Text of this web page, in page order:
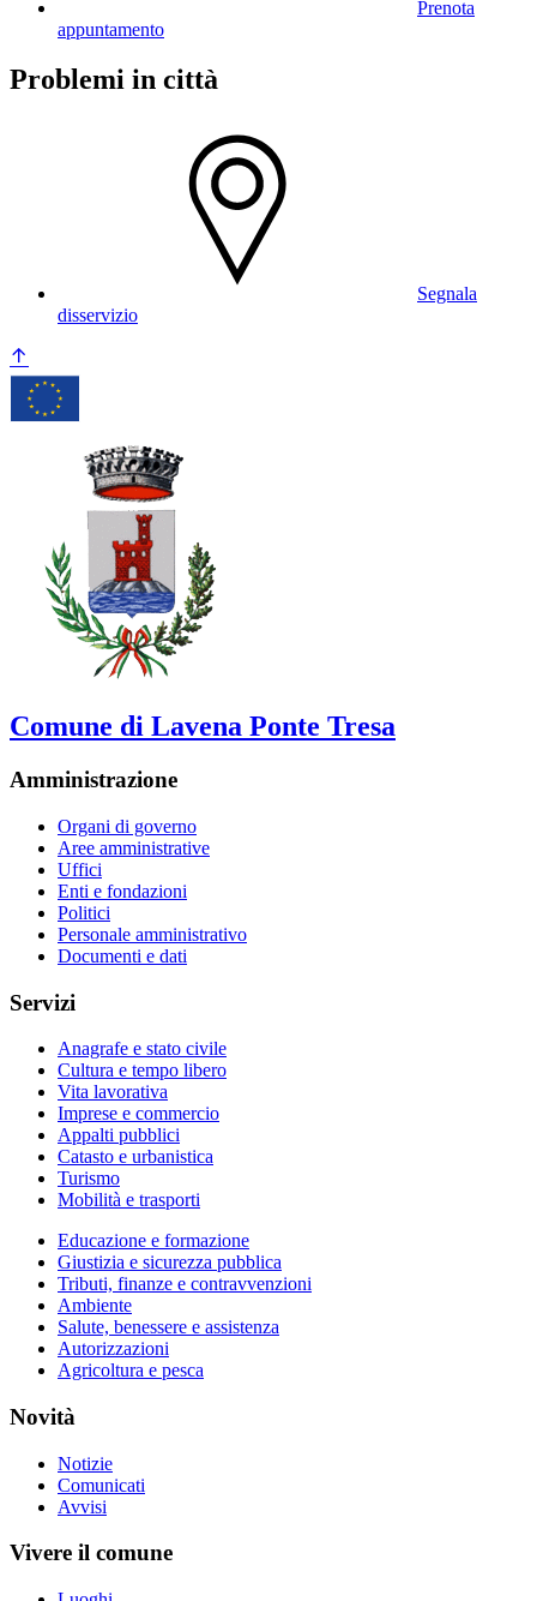
Prenota
appuntamento
Problemi in città
Segnala
disservizio
Comune di Lavena Ponte Tresa
Amministrazione
Organi di governo
Aree amministrative
Uffici
Enti e fondazioni
Politici
Personale amministrativo
Documenti e dati
Servizi
Anagrafe e stato civile
Cultura e tempo libero
Vita lavorativa
Imprese e commercio
Appalti pubblici
Catasto e urbanistica
Turismo
Mobilità e trasporti
Educazione e formazione
Giustizia e sicurezza pubblica
Tributi, finanze e contravvenzioni
Ambiente
Salute, benessere e assistenza
Autorizzazioni
Agricoltura e pesca
Novità
Notizie
Comunicati
Avvisi
Vivere il comune